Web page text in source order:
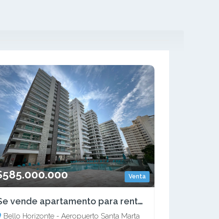
Venta
Se vende apartamento para renta turística en Bello Horizonte, Sta Mta
Bello Horizonte - Aeropuerto Santa Marta